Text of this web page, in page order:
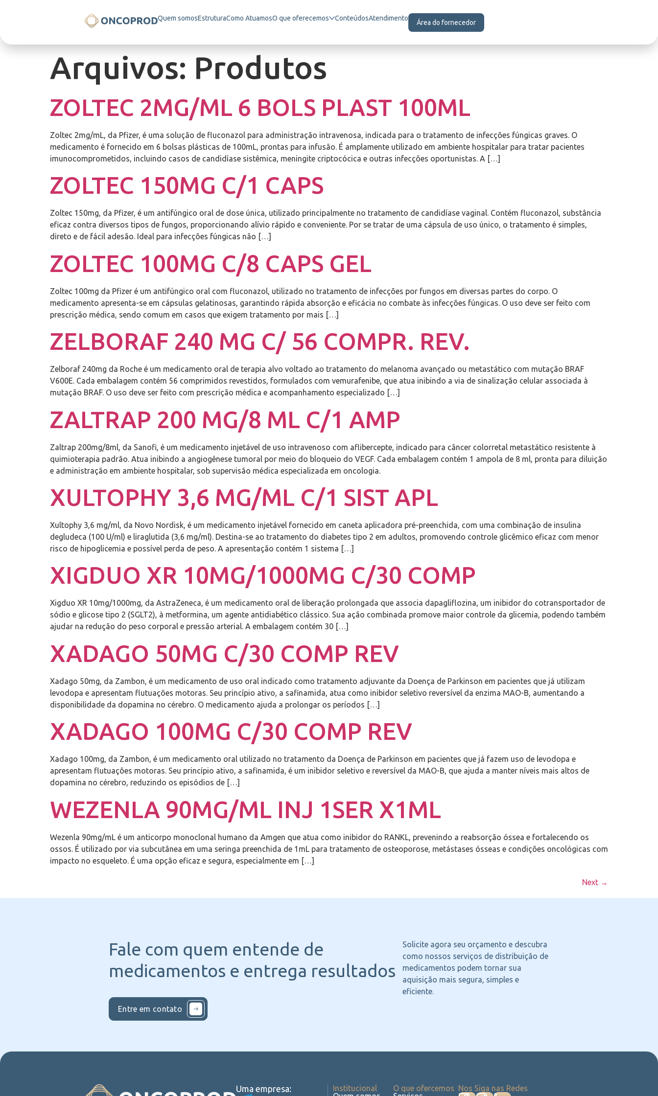
Quem somosEstruturaComo AtuamosO que oferecemos ConteúdosAtendimento
Área do fornecedor
Arquivos: Produtos
ZOLTEC 2MG/ML 6 BOLS PLAST 100ML
Zoltec 2mg/mL, da Pfizer, é uma solução de fluconazol para administração intravenosa, indicada para o tratamento de infecções fúngicas graves. O
medicamento é fornecido em 6 bolsas plásticas de 100mL, prontas para infusão. É amplamente utilizado em ambiente hospitalar para tratar pacientes
imunocomprometidos, incluindo casos de candidíase sistêmica, meningite criptocócica e outras infecções oportunistas. A […]
ZOLTEC 150MG C/1 CAPS
Zoltec 150mg, da Pfizer, é um antifúngico oral de dose única, utilizado principalmente no tratamento de candidíase vaginal. Contém fluconazol, substância
eficaz contra diversos tipos de fungos, proporcionando alívio rápido e conveniente. Por se tratar de uma cápsula de uso único, o tratamento é simples,
direto e de fácil adesão. Ideal para infecções fúngicas não […]
ZOLTEC 100MG C/8 CAPS GEL
Zoltec 100mg da Pfizer é um antifúngico oral com fluconazol, utilizado no tratamento de infecções por fungos em diversas partes do corpo. O
medicamento apresenta-se em cápsulas gelatinosas, garantindo rápida absorção e eficácia no combate às infecções fúngicas. O uso deve ser feito com
prescrição médica, sendo comum em casos que exigem tratamento por mais […]
ZELBORAF 240 MG C/ 56 COMPR. REV.
Zelboraf 240mg da Roche é um medicamento oral de terapia alvo voltado ao tratamento do melanoma avançado ou metastático com mutação BRAF
V600E. Cada embalagem contém 56 comprimidos revestidos, formulados com vemurafenibe, que atua inibindo a via de sinalização celular associada à
mutação BRAF. O uso deve ser feito com prescrição médica e acompanhamento especializado […]
ZALTRAP 200 MG/8 ML C/1 AMP
Zaltrap 200mg/8ml, da Sanofi, é um medicamento injetável de uso intravenoso com aflibercepte, indicado para câncer colorretal metastático resistente à
quimioterapia padrão. Atua inibindo a angiogênese tumoral por meio do bloqueio do VEGF. Cada embalagem contém 1 ampola de 8 ml, pronta para diluição
e administração em ambiente hospitalar, sob supervisão médica especializada em oncologia.
XULTOPHY 3,6 MG/ML C/1 SIST APL
Xultophy 3,6 mg/ml, da Novo Nordisk, é um medicamento injetável fornecido em caneta aplicadora pré-preenchida, com uma combinação de insulina
degludeca (100 U/ml) e liraglutida (3,6 mg/ml). Destina-se ao tratamento do diabetes tipo 2 em adultos, promovendo controle glicêmico eficaz com menor
risco de hipoglicemia e possível perda de peso. A apresentação contém 1 sistema […]
XIGDUO XR 10MG/1000MG C/30 COMP
Xigduo XR 10mg/1000mg, da AstraZeneca, é um medicamento oral de liberação prolongada que associa dapagliflozina, um inibidor do cotransportador de
sódio e glicose tipo 2 (SGLT2), à metformina, um agente antidiabético clássico. Sua ação combinada promove maior controle da glicemia, podendo também
ajudar na redução do peso corporal e pressão arterial. A embalagem contém 30 […]
XADAGO 50MG C/30 COMP REV
Xadago 50mg, da Zambon, é um medicamento de uso oral indicado como tratamento adjuvante da Doença de Parkinson em pacientes que já utilizam
levodopa e apresentam flutuações motoras. Seu princípio ativo, a safinamida, atua como inibidor seletivo reversível da enzima MAO-B, aumentando a
disponibilidade da dopamina no cérebro. O medicamento ajuda a prolongar os períodos […]
XADAGO 100MG C/30 COMP REV
Xadago 100mg, da Zambon, é um medicamento oral utilizado no tratamento da Doença de Parkinson em pacientes que já fazem uso de levodopa e
apresentam flutuações motoras. Seu princípio ativo, a safinamida, é um inibidor seletivo e reversível da MAO-B, que ajuda a manter níveis mais altos de
dopamina no cérebro, reduzindo os episódios de […]
WEZENLA 90MG/ML INJ 1SER X1ML
Wezenla 90mg/mL é um anticorpo monoclonal humano da Amgen que atua como inibidor do RANKL, prevenindo a reabsorção óssea e fortalecendo os
ossos. É utilizado por via subcutânea em uma seringa preenchida de 1mL para tratamento de osteoporose, metástases ósseas e condições oncológicas com
impacto no esqueleto. É uma opção eficaz e segura, especialmente em […]
Next →
Fale com quem entende de
medicamentos e entrega resultados
Solicite agora seu orçamento e descubra
como nossos serviços de distribuição de
medicamentos podem tornar sua
aquisição mais segura, simples e
eficiente.
Entre em contato
Uma empresa:
Institucional
O que ofercemos Nos Siga nas Redes